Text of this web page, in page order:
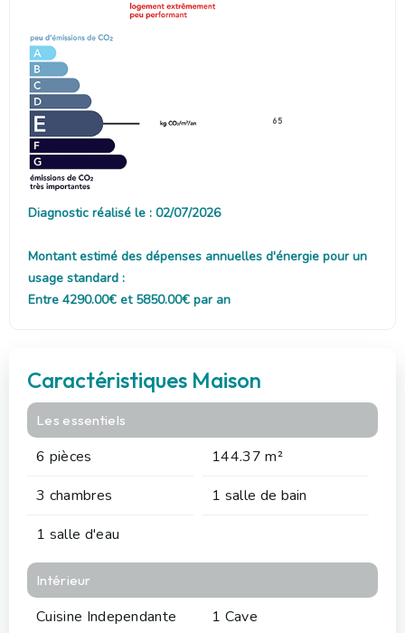
65
Diagnostic réalisé le : 02/07/2026
Montant estimé des dépenses annuelles d'énergie pour un
usage standard :
Entre 4290.00€ et 5850.00€ par an
Caractéristiques Maison
Les essentiels
6 pièces
144.37 m²
3 chambres
1 salle de bain
1 salle d'eau
Intérieur
Cuisine Independante 1 Cave